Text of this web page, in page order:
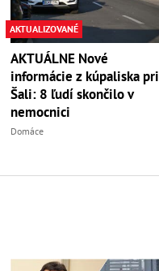
AKTUALIZOVANÉ
AKTUÁLNE Nové
informácie z kúpaliska pri
Šali: 8 ľudí skončilo v
nemocnici
Domáce